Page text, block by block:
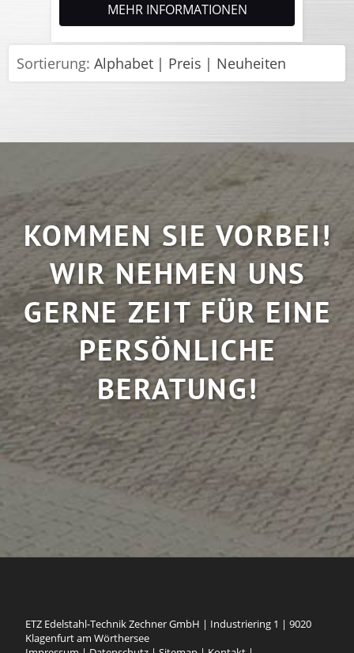
MEHR INFORMATIONEN
Sortierung: Alphabet Preis Neuheiten
KOMMEN SIE VORBEI!
WIR NEHMEN UNS
GERNE ZEIT FÜR EINE
PERSÖNLICHE
BERATUNG!
ETZ Edelstahl-Technik Zechner GmbH | Industriering 1 |9020
Klagenfurt am Wörthersee